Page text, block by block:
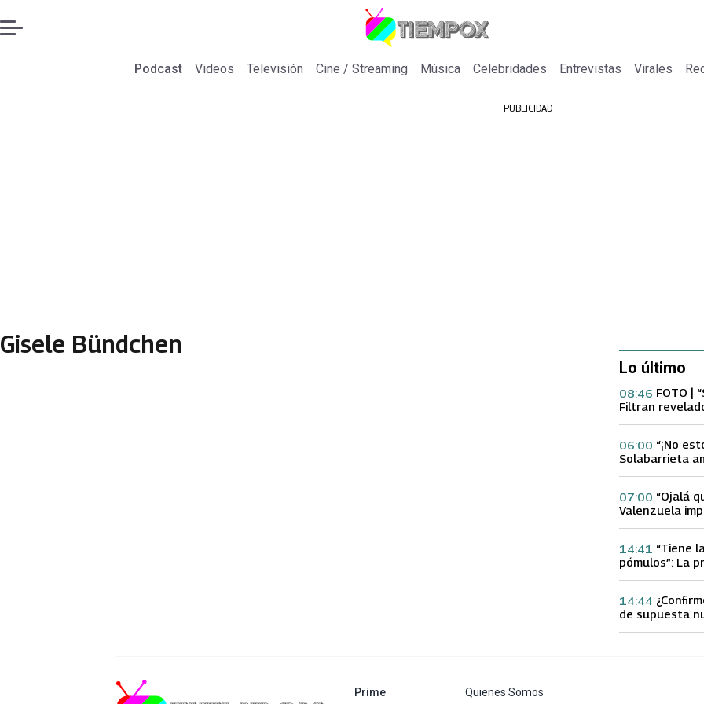
Podcast Videos Televisión Cine / Streaming Música Celebridades Entrevistas Virales
PUBLICIDAD
Gisele Bündchen
Lo último
FOTO |
Filtran
08:46
“¡No
Solabarrieta
06:00
“Ojalá
Valenzuela
07:00
“Tiene
pómulos”: La
14:41
de supuesta
14:44
Primeabre en nueva pestañaQuienes Somos